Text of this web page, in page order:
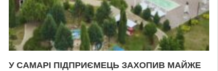
У САМАРІ ПІДПРИЄМЕЦЬ ЗАХОПИВ МАЙЖЕ